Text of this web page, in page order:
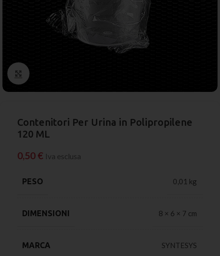
Click to enlarge
Contenitori Per Urina in Polipropilene
120 ML
0,50 € Iva esclusa
PESO 0,01 kg
DIMENSIONI 8 × 6 × 7 cm
MARCA SYNTESYS